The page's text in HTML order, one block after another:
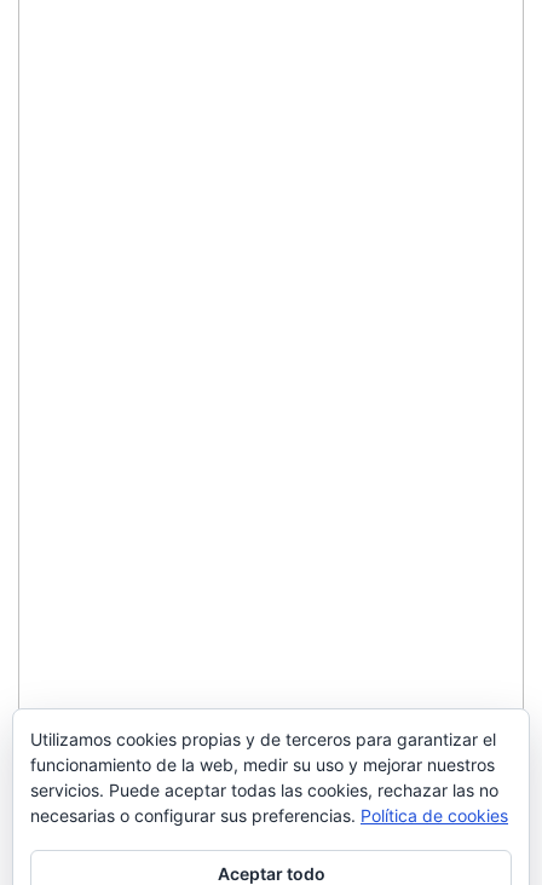
Utilizamos cookies propias y de terceros para garantizar el
funcionamiento de la web, medir su uso y mejorar nuestros
servicios. Puede aceptar todas las cookies, rechazar las no
necesarias o configurar sus preferencias. Política de cookies
Aceptar todo